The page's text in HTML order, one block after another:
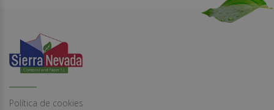
Política de cookies